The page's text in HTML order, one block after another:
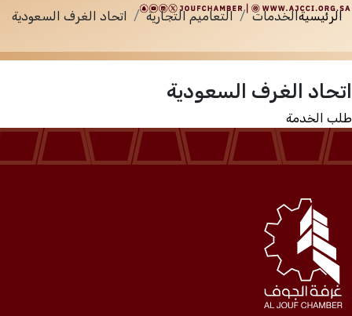
تعرف علينا
الخدمات
المركز الإعلامي
فعاليات الغرفة
فعاليات الجوف
الرئيسيةالخدمات التعاميم التجارية اتحاد الغرف السعودية
اتحاد الغرف السعودية
طلب الخدمة